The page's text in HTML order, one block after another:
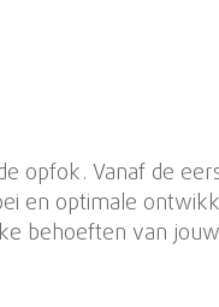
opfok. Vanaf de
en optimale
behoeften van